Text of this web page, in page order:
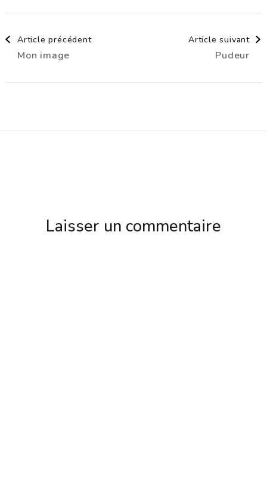
Navigation
d'article
Article précédent
Mon image
Article suivant
Pudeur
Laisser un commentaire